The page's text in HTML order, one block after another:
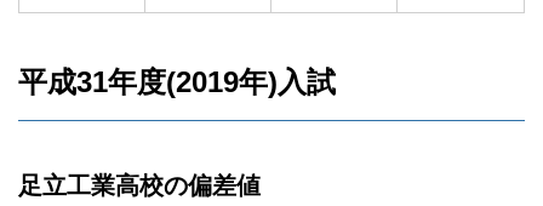
平成31年度(2019年)入試
足立工業高校の偏差値